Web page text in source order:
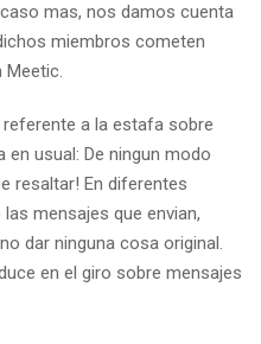
mas, nos damos cuenta
miembros cometen
a la estafa sobre
usual: De ningun modo
resaltar! En diferentes
mensajes que envian,
dar ninguna cosa original.
en el giro sobre mensajes